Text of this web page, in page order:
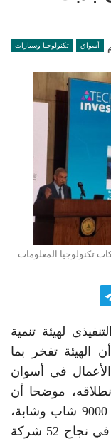
أسواق تكنولوجيا وسيارات
لهيئة تنمية
الهيئة تفخر بما
في أسوان
موضحا أن
الهيئة قدمت خدمات متنوعة لأكثر من 9000 شاب وشابة،
ورواد أعمال، وفرق عمل، مما ساهم في نجاح 52 شركة